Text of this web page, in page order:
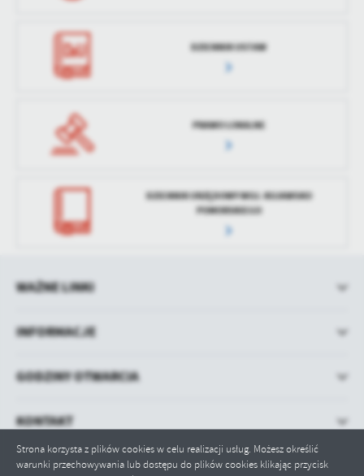
Strona korzysta z plików cookies w celu realizacji usług. Możesz określić
warunki przechowywania lub dostępu do plików cookies klikając przycisk
DZIENNIK USTAW
PRAWO LOKALNE
DZIENNIK URZĘDOWY WOJ. KUJAWSKO
POMORSKIEGO
WAŻNE LINKI
INFORMACJE
GODZINY OTWARCIA
KONTAKT